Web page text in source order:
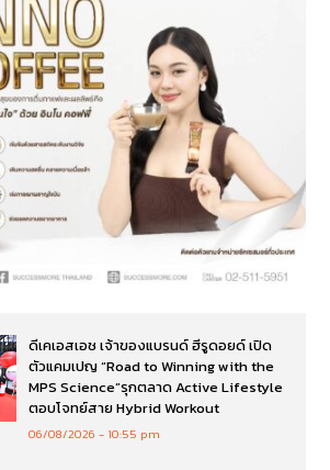
ดีเคเอสเอช เจ้าของแบรนด์ ฮีรูดอยด์ เปิด
ตัวแคมเปญ “Road to Winning with the
MPS Science”รุกตลาด Active Lifestyle
ตอบโจทย์สาย Hybrid Workout
06/08/2026 10:55 pm